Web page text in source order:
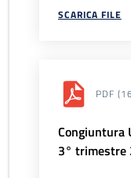
SCARICA FILE
PDF
Congiuntura
3° trimestre